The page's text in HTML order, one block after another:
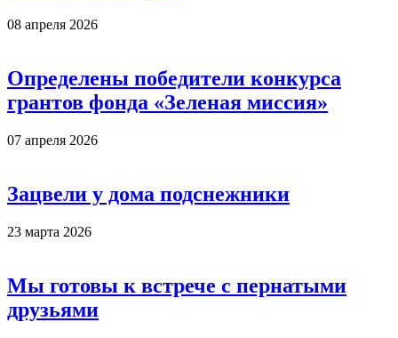
08 апреля 2026
Определены победители конкурса
грантов фонда «Зеленая миссия»
07 апреля 2026
Зацвели у дома подснежники
23 марта 2026
Мы готовы к встрече с пернатыми
друзьями